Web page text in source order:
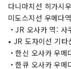
다니마치선 히가시
미도스지선 우메다
・JR 오사카 역:
• JR 도자이선 기
・한신 오사카 우
・한큐 오사카 우